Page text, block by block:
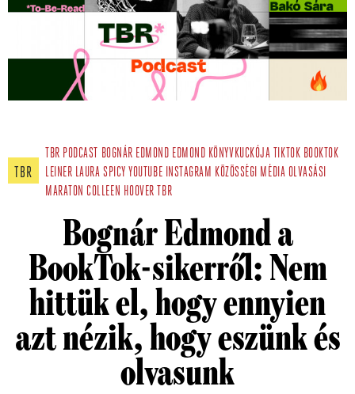
TBR
TBR PODCAST BOGNÁR EDMOND EDMOND KÖNYVKUCKÓJA TIKTOK BOOKTOK
LEINER LAURA SPICY YOUTUBE INSTAGRAM KÖZÖSSÉGI MÉDIA OLVASÁSI
MARATON COLLEEN HOOVER TBR
Bognár Edmond a
BookTok-sikerről: Nem
hittük el, hogy ennyien
azt nézik, hogy eszünk és
olvasunk